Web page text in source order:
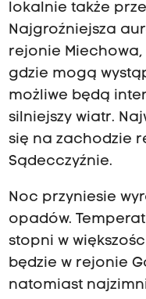
lokalnie także
Najgroźniejsza
rejonie
gdzie mogą
możliwe będą
silniejszy wiatr.
się na zachodzie
Sądecczyźnie.
Noc przyniesie
opadów.
stopni w
będzie w rejonie
natomiast